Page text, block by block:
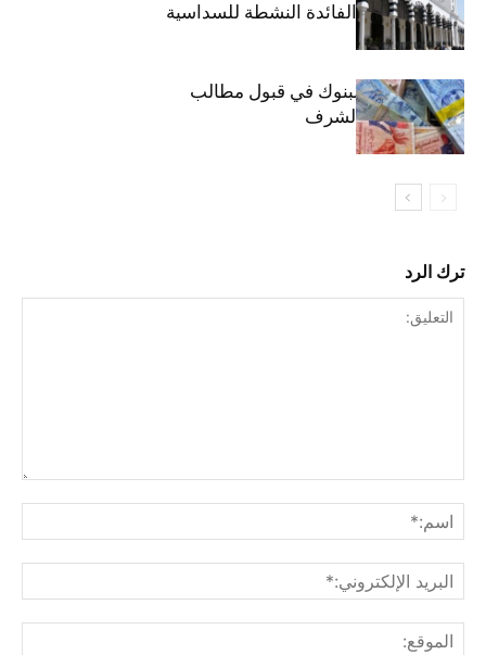
الفعلية وحدود الفائدة النشطة للسداسية
الثانية
موعد انطلاق البنوك في قبول مطالب
القروض على الشرف
ترك الرد